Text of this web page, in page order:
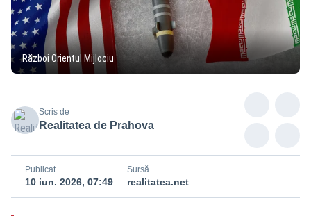
Război Orientul Mijlociu
Scris de
Realitatea de Prahova
Publicat
10 iun. 2026, 07:49
Sursă
realitatea.net